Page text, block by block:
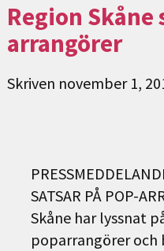
Region Skåne
arrangörer
Skriven november 1,
SATSAR PÅ POP-
Skåne har lyssnat
poparrangörer och